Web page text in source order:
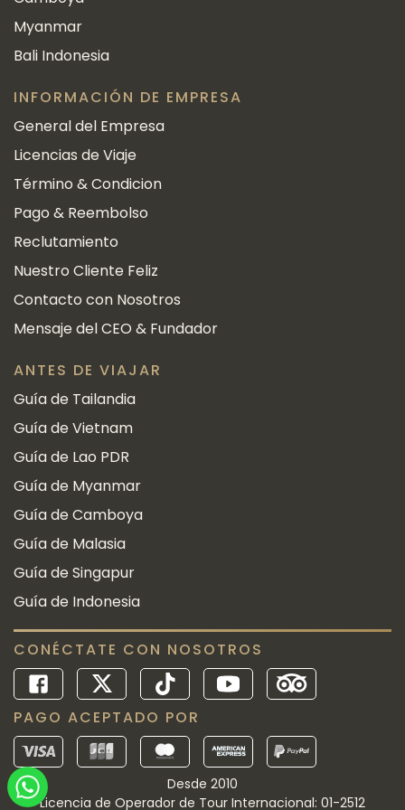
Myanmar
Bali Indonesia
INFORMACIÓN DE EMPRESA
General del Empresa
Licencias de Viaje
Término & Condicion
Pago & Reembolso
Reclutamiento
Nuestro Cliente Feliz
Contacto con Nosotros
Mensaje del CEO & Fundador
ANTES DE VIAJAR
Guía de Tailandia
Guía de Vietnam
Guía de Lao PDR
Guía de Myanmar
Guía de Camboya
Guía de Malasia
Guía de Singapur
Guía de Indonesia
CONÉCTATE CON NOSOTROS
Desde 2010
Licencia de Operador de Tour Internacional: 01-2512
PAGO ACEPTADO POR